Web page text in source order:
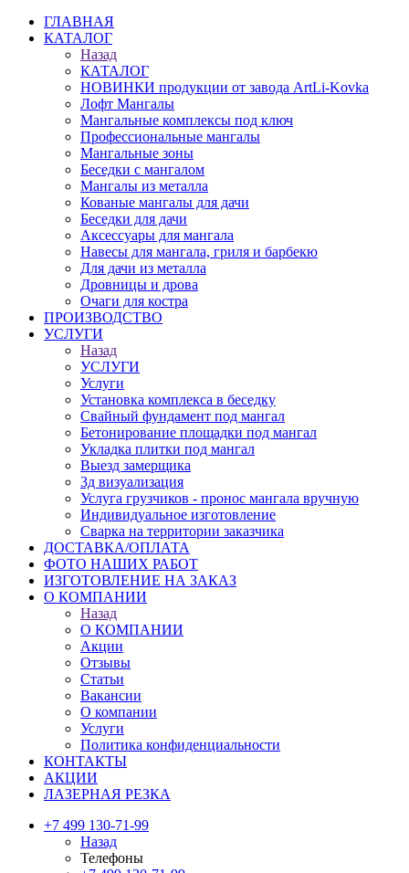
ГЛАВНАЯ
КАТАЛОГ
Назад
КАТАЛОГ
НОВИНКИ продукции от завода ArtLi-Kovka
Лофт Мангалы
Мангальные комплексы под ключ
Профессиональные мангалы
Мангальные зоны
Беседки с мангалом
Мангалы из металла
Кованые мангалы для дачи
Беседки для дачи
Аксессуары для мангала
Навесы для мангала, гриля и барбекю
Для дачи из металла
Дровницы и дрова
Очаги для костра
ПРОИЗВОДСТВО
УСЛУГИ
Назад
УСЛУГИ
Услуги
Установка комплекса в беседку
Свайный фундамент под мангал
Бетонирование площадки под мангал
Укладка плитки под мангал
Выезд замерщика
3д визуализация
Услуга грузчиков - пронос мангала вручную
Индивидуальное изготовление
Сварка на территории заказчика
ДОСТАВКА/ОПЛАТА
ФОТО НАШИХ РАБОТ
ИЗГОТОВЛЕНИЕ НА ЗАКАЗ
О КОМПАНИИ
Назад
О КОМПАНИИ
Акции
Отзывы
Статьи
Вакансии
О компании
Услуги
Политика конфиденциальности
КОНТАКТЫ
АКЦИИ
ЛАЗЕРНАЯ РЕЗКА
+7 499 130-71-99
Назад
Телефоны